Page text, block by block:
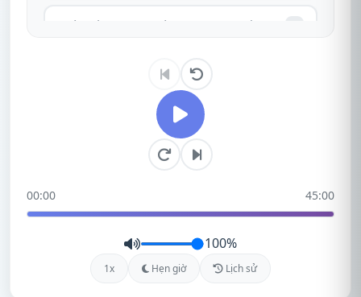
Cuộc Cách Mạng Một Cọng Rơm - Tập 3
Cuộc Cách Mạng Một Cọng Rơm - Tập 4
Cuộc Cách Mạng Một Cọng Rơm - Tập 5
00:00 45:00
100%
1x Hẹn giờ Lịch sử